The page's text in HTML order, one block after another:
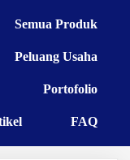
Semua Produk
Peluang Usaha
Portofolio
FAQ